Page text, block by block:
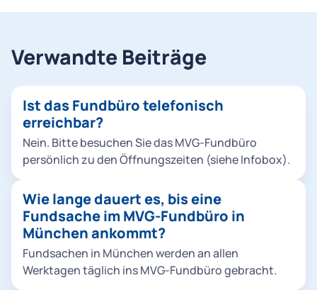
Verwandte Beiträge
Ist das Fundbüro telefonisch
erreichbar?
Nein. Bitte besuchen Sie das MVG-Fundbüro
persönlich zu den Öffnungszeiten (siehe Infobox).
Wie lange dauert es, bis eine
Fundsache im MVG-Fundbüro in
München ankommt?
Fundsachen in München werden an allen
Werktagen täglich ins MVG-Fundbüro gebracht.